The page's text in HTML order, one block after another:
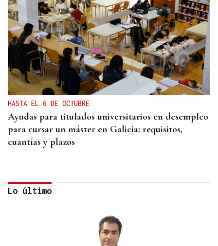
HASTA EL 6 DE OCTUBRE
Ayudas para titulados universitarios en desempleo
para cursar un máster en Galicia: requisitos,
cuantías y plazos
Lo último